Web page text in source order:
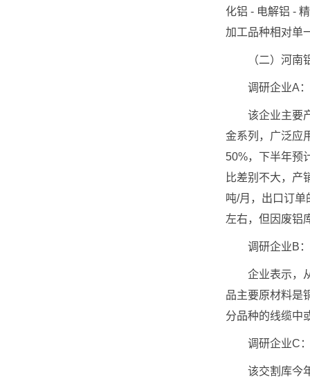
化铝 - 电解铝 -
加工品种相对单
（二）河南铝
调研企业A：
该企业主要产
金系列，广泛应
50%，下半年预
比差别不大，产
吨/月，出口订
左右，但因废铝
调研企业B：
企业表示，从
品主要原材料是
分品种的线缆中
调研企业C：
该交割库今年